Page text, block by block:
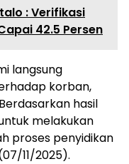
: Verifikasi
42.5 Persen
langsung
korban,
hasil
melakukan
proses penyidikan
11/2025).